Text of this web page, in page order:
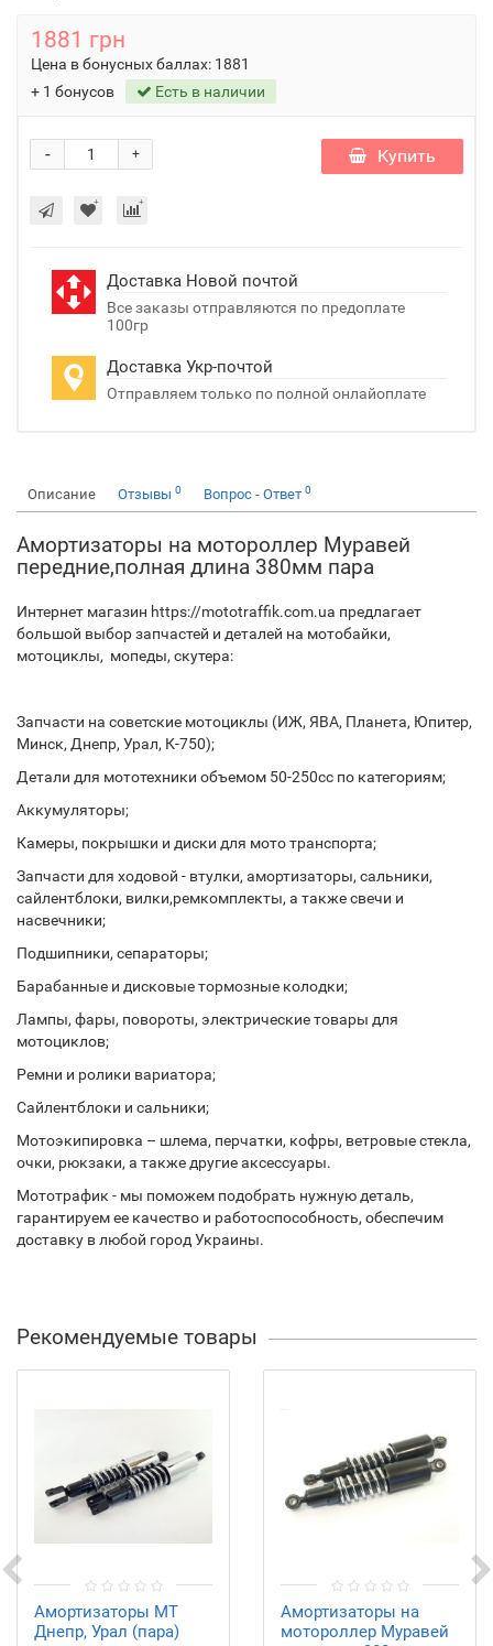
1881 грн
Цена в бонусных баллах: 1881
+ 1 бонусов
Есть в наличии
+
- Купить
Доставка Новой почтой
Все заказы отправляются по предоплате
100гр
Доставка Укр-почтой
Отправляем только по полной онлайоплате
Описание Отзывы 0 Вопрос - Ответ 0
Амортизаторы на мотороллер Муравей
передние,полная длина 380мм пара
Интернет магазин https://mototraffik.com.ua предлагает
большой выбор запчастей и деталей на мотобайки,
мотоциклы, мопеды, скутера:
Запчасти на советские мотоциклы (ИЖ, ЯВА, Планета, Юпитер,
Минск, Днепр, Урал, К-750);
Детали для мототехники объемом 50-250сс по категориям;
Аккумуляторы;
Камеры, покрышки и диски для мото транспорта;
Запчасти для ходовой - втулки, амортизаторы, сальники,
сайлентблоки, вилки,ремкомплекты, а также свечи и
насвечники;
Подшипники, сепараторы;
Барабанные и дисковые тормозные колодки;
Лампы, фары, повороты, электрические товары для
мотоциклов;
Ремни и ролики вариатора;
Сайлентблоки и сальники;
Мотоэкипировка – шлема, перчатки, кофры, ветровые стекла,
очки, рюкзаки, а также другие аксессуары.
Мототрафик - мы поможем подобрать нужную деталь,
гарантируем ее качество и работоспособность, обеспечим
доставку в любой город Украины.
Рекомендуемые товары
Амортизаторы МТ
Днепр, Урал (пара)
Амортизаторы на
мотороллер Муравей